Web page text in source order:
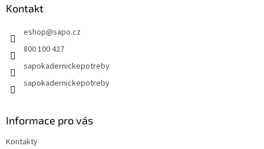
Kontakt
eshop@sapo.cz
800 100 427
sapokadernickepotreby
sapokadernickepotreby
Informace pro vás
Kontakty